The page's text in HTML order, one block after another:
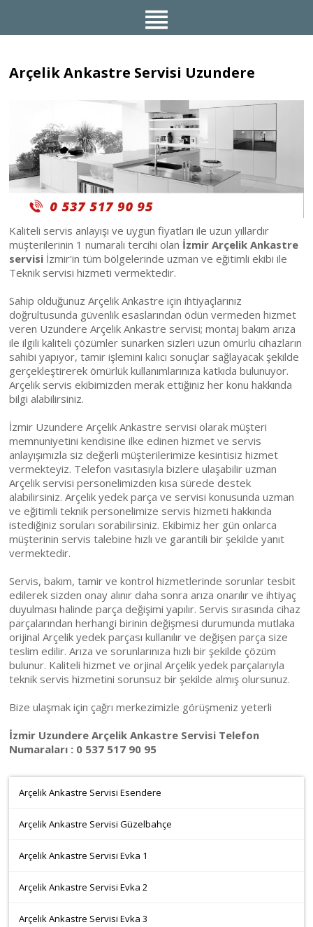
Arçelik Ankastre Servisi Uzundere
Kaliteli servis anlayışı ve uygun fiyatları ile uzun yıllardır
müşterilerinin 1 numaralı tercihi olan İzmir Arçelik Ankastre
servisi İzmir'in tüm bölgelerinde uzman ve eğitimli ekibi ile
Teknik servisi hizmeti vermektedir.
Sahip olduğunuz Arçelik Ankastre için ihtiyaçlarınız
doğrultusunda güvenlik esaslarından ödün vermeden hizmet
veren Uzundere Arçelik Ankastre servisi; montaj bakım arıza
ile ilgili kaliteli çözümler sunarken sizleri uzun ömürlü cihazların
sahibi yapıyor, tamir işlemini kalıcı sonuçlar sağlayacak şekilde
gerçekleştirerek ömürlük kullanımlarınıza katkıda bulunuyor.
Arçelik servis ekibimizden merak ettiğiniz her konu hakkında
bilgi alabilirsiniz.
İzmir Uzundere Arçelik Ankastre servisi olarak müşteri
memnuniyetini kendisine ilke edinen hizmet ve servis
anlayışımızla siz değerli müşterilerimize kesintisiz hizmet
vermekteyiz. Telefon vasıtasıyla bizlere ulaşabilir uzman
Arçelik servisi personelimizden kısa sürede destek
alabilirsiniz. Arçelik yedek parça ve servisi konusunda uzman
ve eğitimli teknik personelimize servis hizmeti hakkında
istediğiniz soruları sorabilirsiniz. Ekibimiz her gün onlarca
müşterinin servis talebine hızlı ve garantili bir şekilde yanıt
vermektedir.
Servis, bakım, tamir ve kontrol hizmetlerinde sorunlar tesbit
edilerek sizden onay alınır daha sonra arıza onarılır ve ihtiyaç
duyulması halinde parça değişimi yapılır. Servis sırasında cihaz
parçalarından herhangi birinin değişmesi durumunda mutlaka
orijinal Arçelik yedek parçası kullanılır ve değişen parça size
teslim edilir. Arıza ve sorunlarınıza hızlı bir şekilde çözüm
bulunur. Kaliteli hizmet ve orjinal Arçelik yedek parçalarıyla
teknik servis hizmetini sorunsuz bir şekilde almış olursunuz.
Bize ulaşmak için çağrı merkezimizle görüşmeniz yeterli
İzmir Uzundere Arçelik Ankastre Servisi Telefon
Numaraları : 0 537 517 90 95
Arçelik Ankastre Servisi Esendere
Arçelik Ankastre Servisi Güzelbahçe
Arçelik Ankastre Servisi Evka 1
Arçelik Ankastre Servisi Evka 2
Arçelik Ankastre Servisi Evka 3